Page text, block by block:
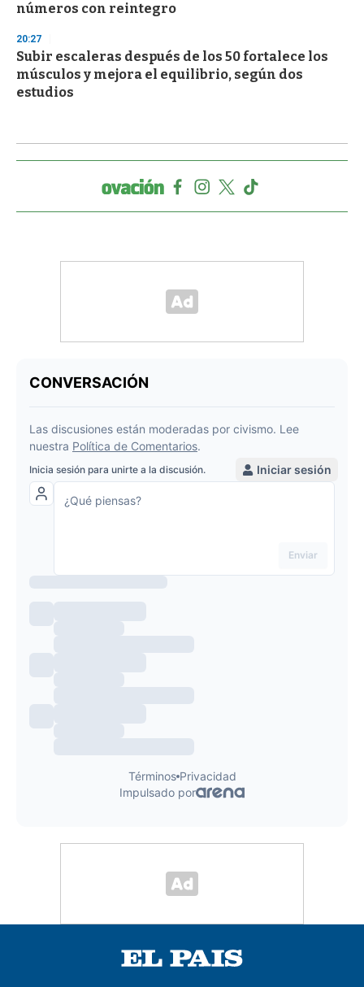
números con reintegro
20:27
Subir escaleras después de los 50 fortalece los
músculos y mejora el equilibrio, según dos
estudios